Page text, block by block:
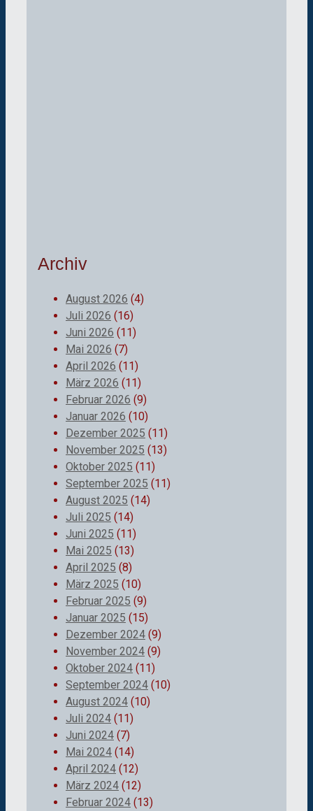
Archiv
August 2026 (4)
Juli 2026 (16)
Juni 2026 (11)
Mai 2026 (7)
April 2026 (11)
März 2026 (11)
Februar 2026 (9)
Januar 2026 (10)
Dezember 2025 (11)
November 2025 (13)
Oktober 2025 (11)
September 2025 (11)
August 2025 (14)
Juli 2025 (14)
Juni 2025 (11)
Mai 2025 (13)
April 2025 (8)
März 2025 (10)
Februar 2025 (9)
Januar 2025 (15)
Dezember 2024 (9)
November 2024 (9)
Oktober 2024 (11)
September 2024 (10)
August 2024 (10)
Juli 2024 (11)
Juni 2024 (7)
Mai 2024 (14)
April 2024 (12)
März 2024 (12)
Februar 2024 (13)